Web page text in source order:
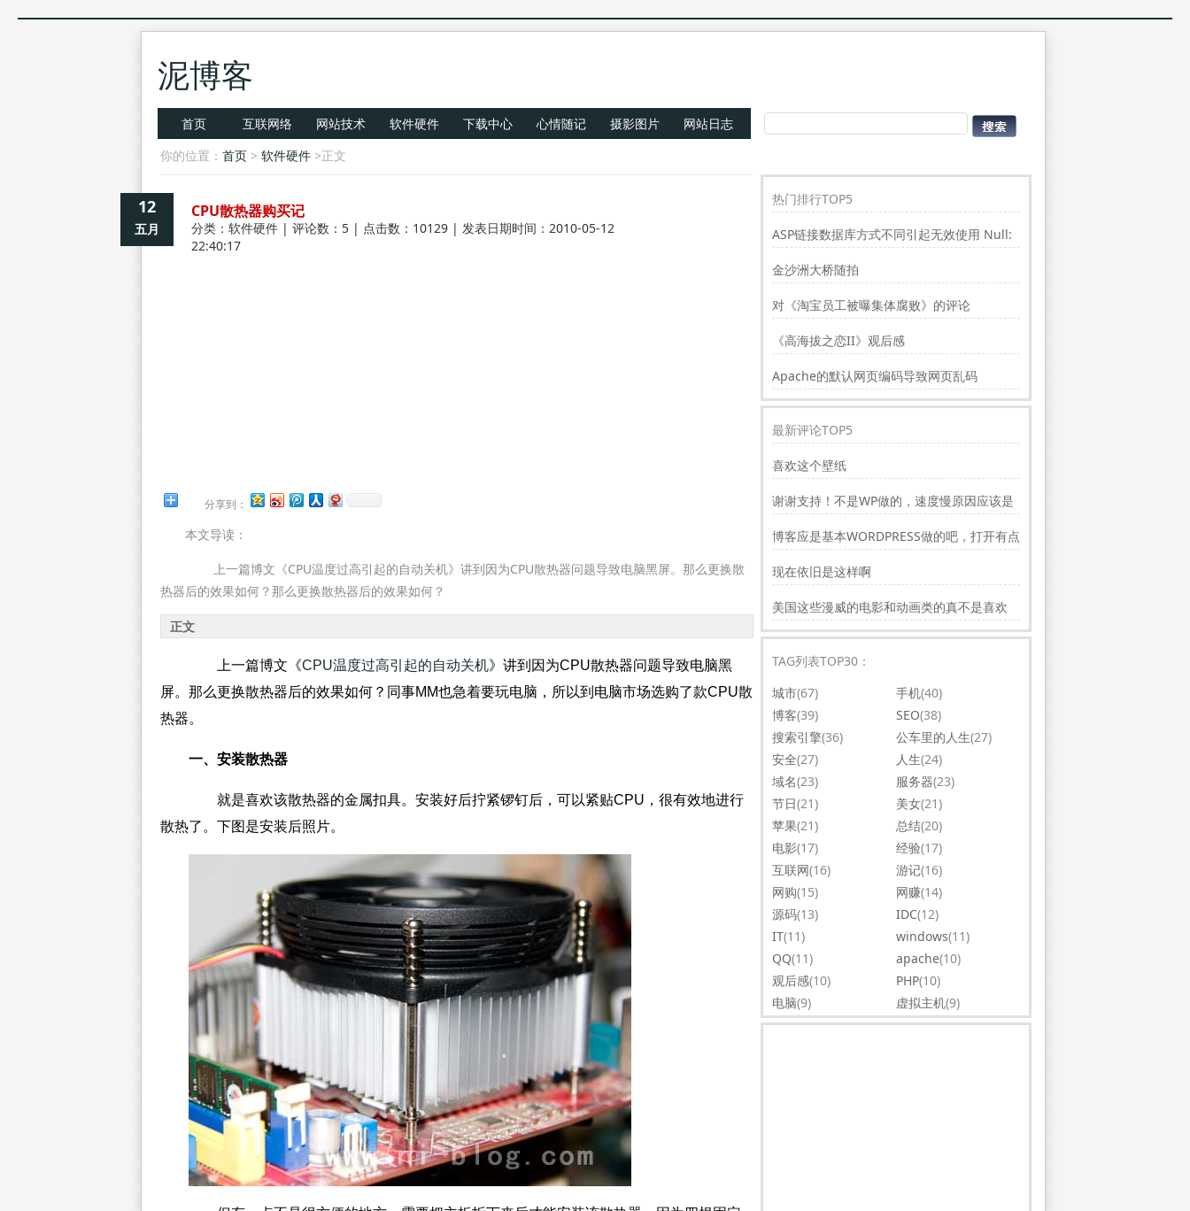
泥博客
首页 互联网络 网站技术 软件硬件 下载中心 心情随记 摄影图片
网站日志
你的位置： 首页> 软件硬件>正文
12
五月
CPU散热器购买记
分类： 软件硬件| 评论数：5 | 点击数：10129 | 发表日期时间：2010-05-12
22:40:17
分享到：
本文导读：
上一篇博文《CPU温度过高引起的自动关机》讲到因为CPU散热器问题导致电脑黑屏。那么更换散
热器后的效果如何？那么更换散热器后的效果如何？
正文
上一篇博文《CPU温度过高引起的自动关机》讲到因为CPU散热器问题导致电脑黑
屏。那么更换散热器后的效果如何？同事MM也急着要玩电脑，所以到电脑市场选购了款CPU散
热器。
一、安装散热器
就是喜欢该散热器的金属扣具。安装好后拧紧锣钉后，可以紧贴CPU，很有效地进行
散热了。下图是安装后照片。
热门排行TOP5
ASP链接数据库方式不同引起无效使用 Null:
Replace”的问题
金沙洲大桥随拍
对《淘宝员工被曝集体腐败》的评论
《高海拔之恋II》观后感
Apache的默认网页编码导致网页乱码
最新评论TOP5
喜欢这个壁纸
谢谢支持！不是WP做的，速度慢原因应该是
服务器线路问题。
博客应是基本WORDPRESS做的吧，打开有点
慢，可以优化一下。还有网站更新应多一点，
才会吸引更多相关的人去看。纯个人意见，谢
现在依旧是这样啊
美国这些漫威的电影和动画类的真不是喜欢
看，太没意思了
TAG列表TOP30：
城市(67) 手机(40)
博客(39) SEO(38)
搜索引擎(36) 公车里的人生(27)
安全(27) 人生(24)
域名(23) 服务器(23)
节日(21) 美女(21)
苹果(21) 总结(20)
电影(17) 经验(17)
互联网(16) 游记(16)
网购(15) 网赚(14)
源码(13) IDC(12)
IT(11) windows(11)
QQ(11) apache(10)
观后感(10) PHP(10)
电脑(9) 虚拟主机(9)